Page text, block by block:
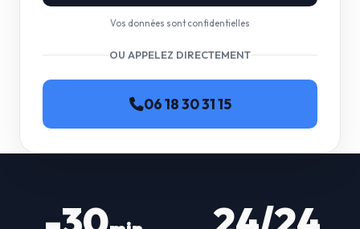
Vos données sont confidentielles
OU APPELEZ DIRECTEMENT
06 18 30 31 15